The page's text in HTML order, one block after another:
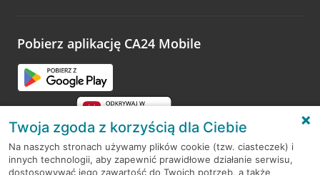
Pobierz aplikację CA24 Mobile
RODO
Twoja zgoda z korzyścią dla Ciebie
Na naszych stronach używamy plików cookie (tzw. ciasteczek) i
innych technologii, aby zapewnić prawidłowe działanie serwisu,
dostosowywać jego zawartość do Twoich potrzeb, a także